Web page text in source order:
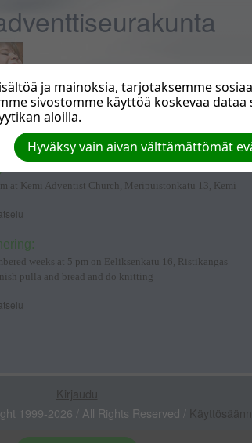
IN ENGLISH
at Kemi Adventist Church, Meripuistonkatu 13, Kemi
weeks at 5 pm on Eeliksenkatu 16, Ristikangas
pulla and bread and do knitting
Kirjaudu
1999-2026 / All Rights Reserved /
ja mainoksia, tarjotaksemme
sivostomme käyttöä koskevaa
aloilla.
Hyväksy vain aivan välttämättömät